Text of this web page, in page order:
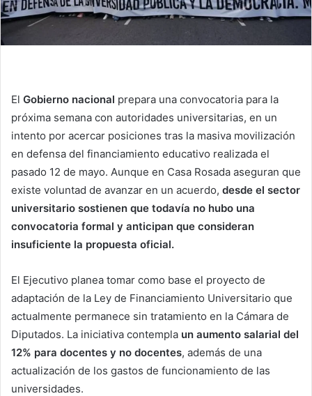
El Gobierno nacional prepara una convocatoria para la
próxima semana con autoridades universitarias, en un
intento por acercar posiciones tras la masiva movilización
en defensa del financiamiento educativo realizada el
pasado 12 de mayo. Aunque en Casa Rosada aseguran que
existe voluntad de avanzar en un acuerdo, desde el sector
universitario sostienen que todavía no hubo una
convocatoria formal y anticipan que consideran
insuficiente la propuesta oficial.
El Ejecutivo planea tomar como base el proyecto de
adaptación de la Ley de Financiamiento Universitario que
actualmente permanece sin tratamiento en la Cámara de
Diputados. La iniciativa contempla un aumento salarial del
12% para docentes y no docentes, además de una
actualización de los gastos de funcionamiento de las
universidades.